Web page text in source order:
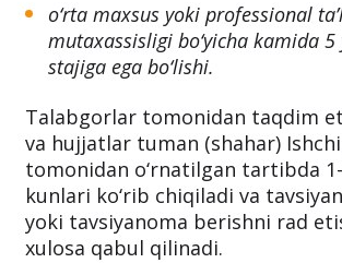
o‘rta maxsus yoki professional
mutaxassisligi bo‘yicha kamida
stajiga ega bo‘lishi.
Talabgorlar tomonidan taqdim
va hujjatlar tuman (shahar)
tomonidan o‘rnatilgan tartibda
kunlari ko‘rib chiqiladi va
yoki tavsiyanoma berishni rad
xulosa qabul qilinadi.